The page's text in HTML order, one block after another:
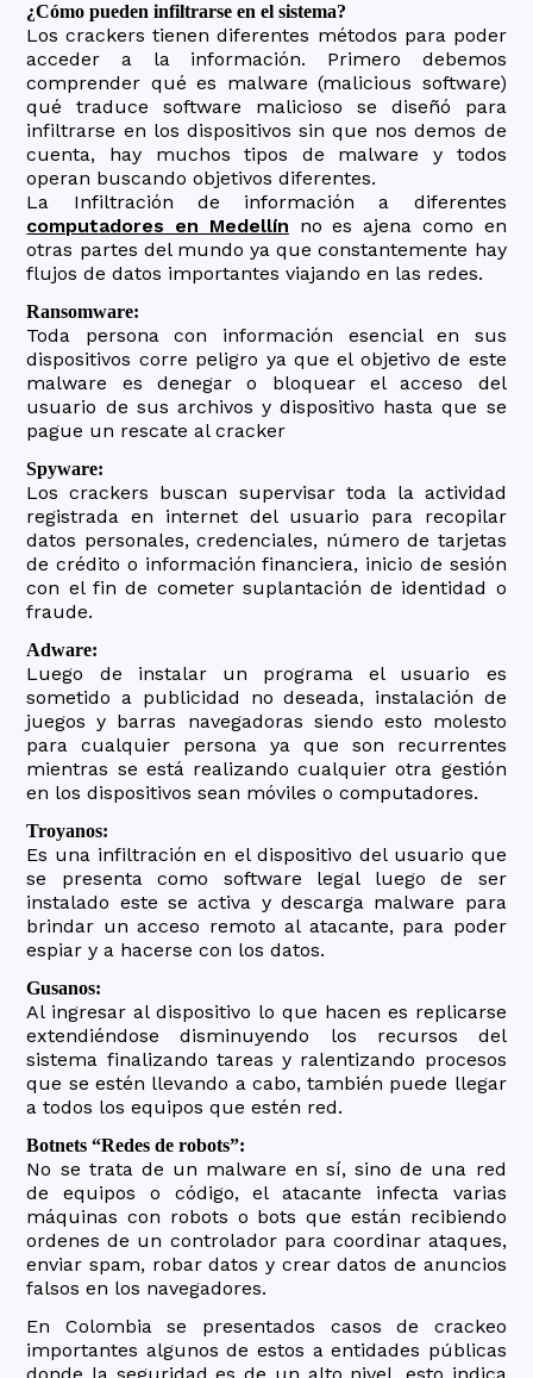
¿Cómo pueden infiltrarse en el sistema?
Los crackers tienen diferentes métodos para poder
acceder a la información. Primero debemos
comprender qué es malware (malicious software)
qué traduce software malicioso se diseñó para
infiltrarse en los dispositivos sin que nos demos de
cuenta, hay muchos tipos de malware y todos
operan buscando objetivos diferentes.
La Infiltración de información a diferentes
computadores en Medellín no es ajena como en
otras partes del mundo ya que constantemente hay
flujos de datos importantes viajando en las redes.
Ransomware:
Toda persona con información esencial en sus
dispositivos corre peligro ya que el objetivo de este
malware es denegar o bloquear el acceso del
usuario de sus archivos y dispositivo hasta que se
pague un rescate al cracker
Spyware:
Los crackers buscan supervisar toda la actividad
registrada en internet del usuario para recopilar
datos personales, credenciales, número de tarjetas
de crédito o información financiera, inicio de sesión
con el fin de cometer suplantación de identidad o
fraude.
Adware:
Luego de instalar un programa el usuario es
sometido a publicidad no deseada, instalación de
juegos y barras navegadoras siendo esto molesto
para cualquier persona ya que son recurrentes
mientras se está realizando cualquier otra gestión
en los dispositivos sean móviles o computadores.
Troyanos:
Es una infiltración en el dispositivo del usuario que
se presenta como software legal luego de ser
instalado este se activa y descarga malware para
brindar un acceso remoto al atacante, para poder
espiar y a hacerse con los datos.
Gusanos:
Al ingresar al dispositivo lo que hacen es replicarse
extendiéndose disminuyendo los recursos del
sistema finalizando tareas y ralentizando procesos
que se estén llevando a cabo, también puede llegar
a todos los equipos que estén red.
Botnets “Redes de robots”:
No se trata de un malware en sí, sino de una red
de equipos o código, el atacante infecta varias
máquinas con robots o bots que están recibiendo
ordenes de un controlador para coordinar ataques,
enviar spam, robar datos y crear datos de anuncios
falsos en los navegadores.
En Colombia se presentados casos de crackeo
importantes algunos de estos a entidades públicas